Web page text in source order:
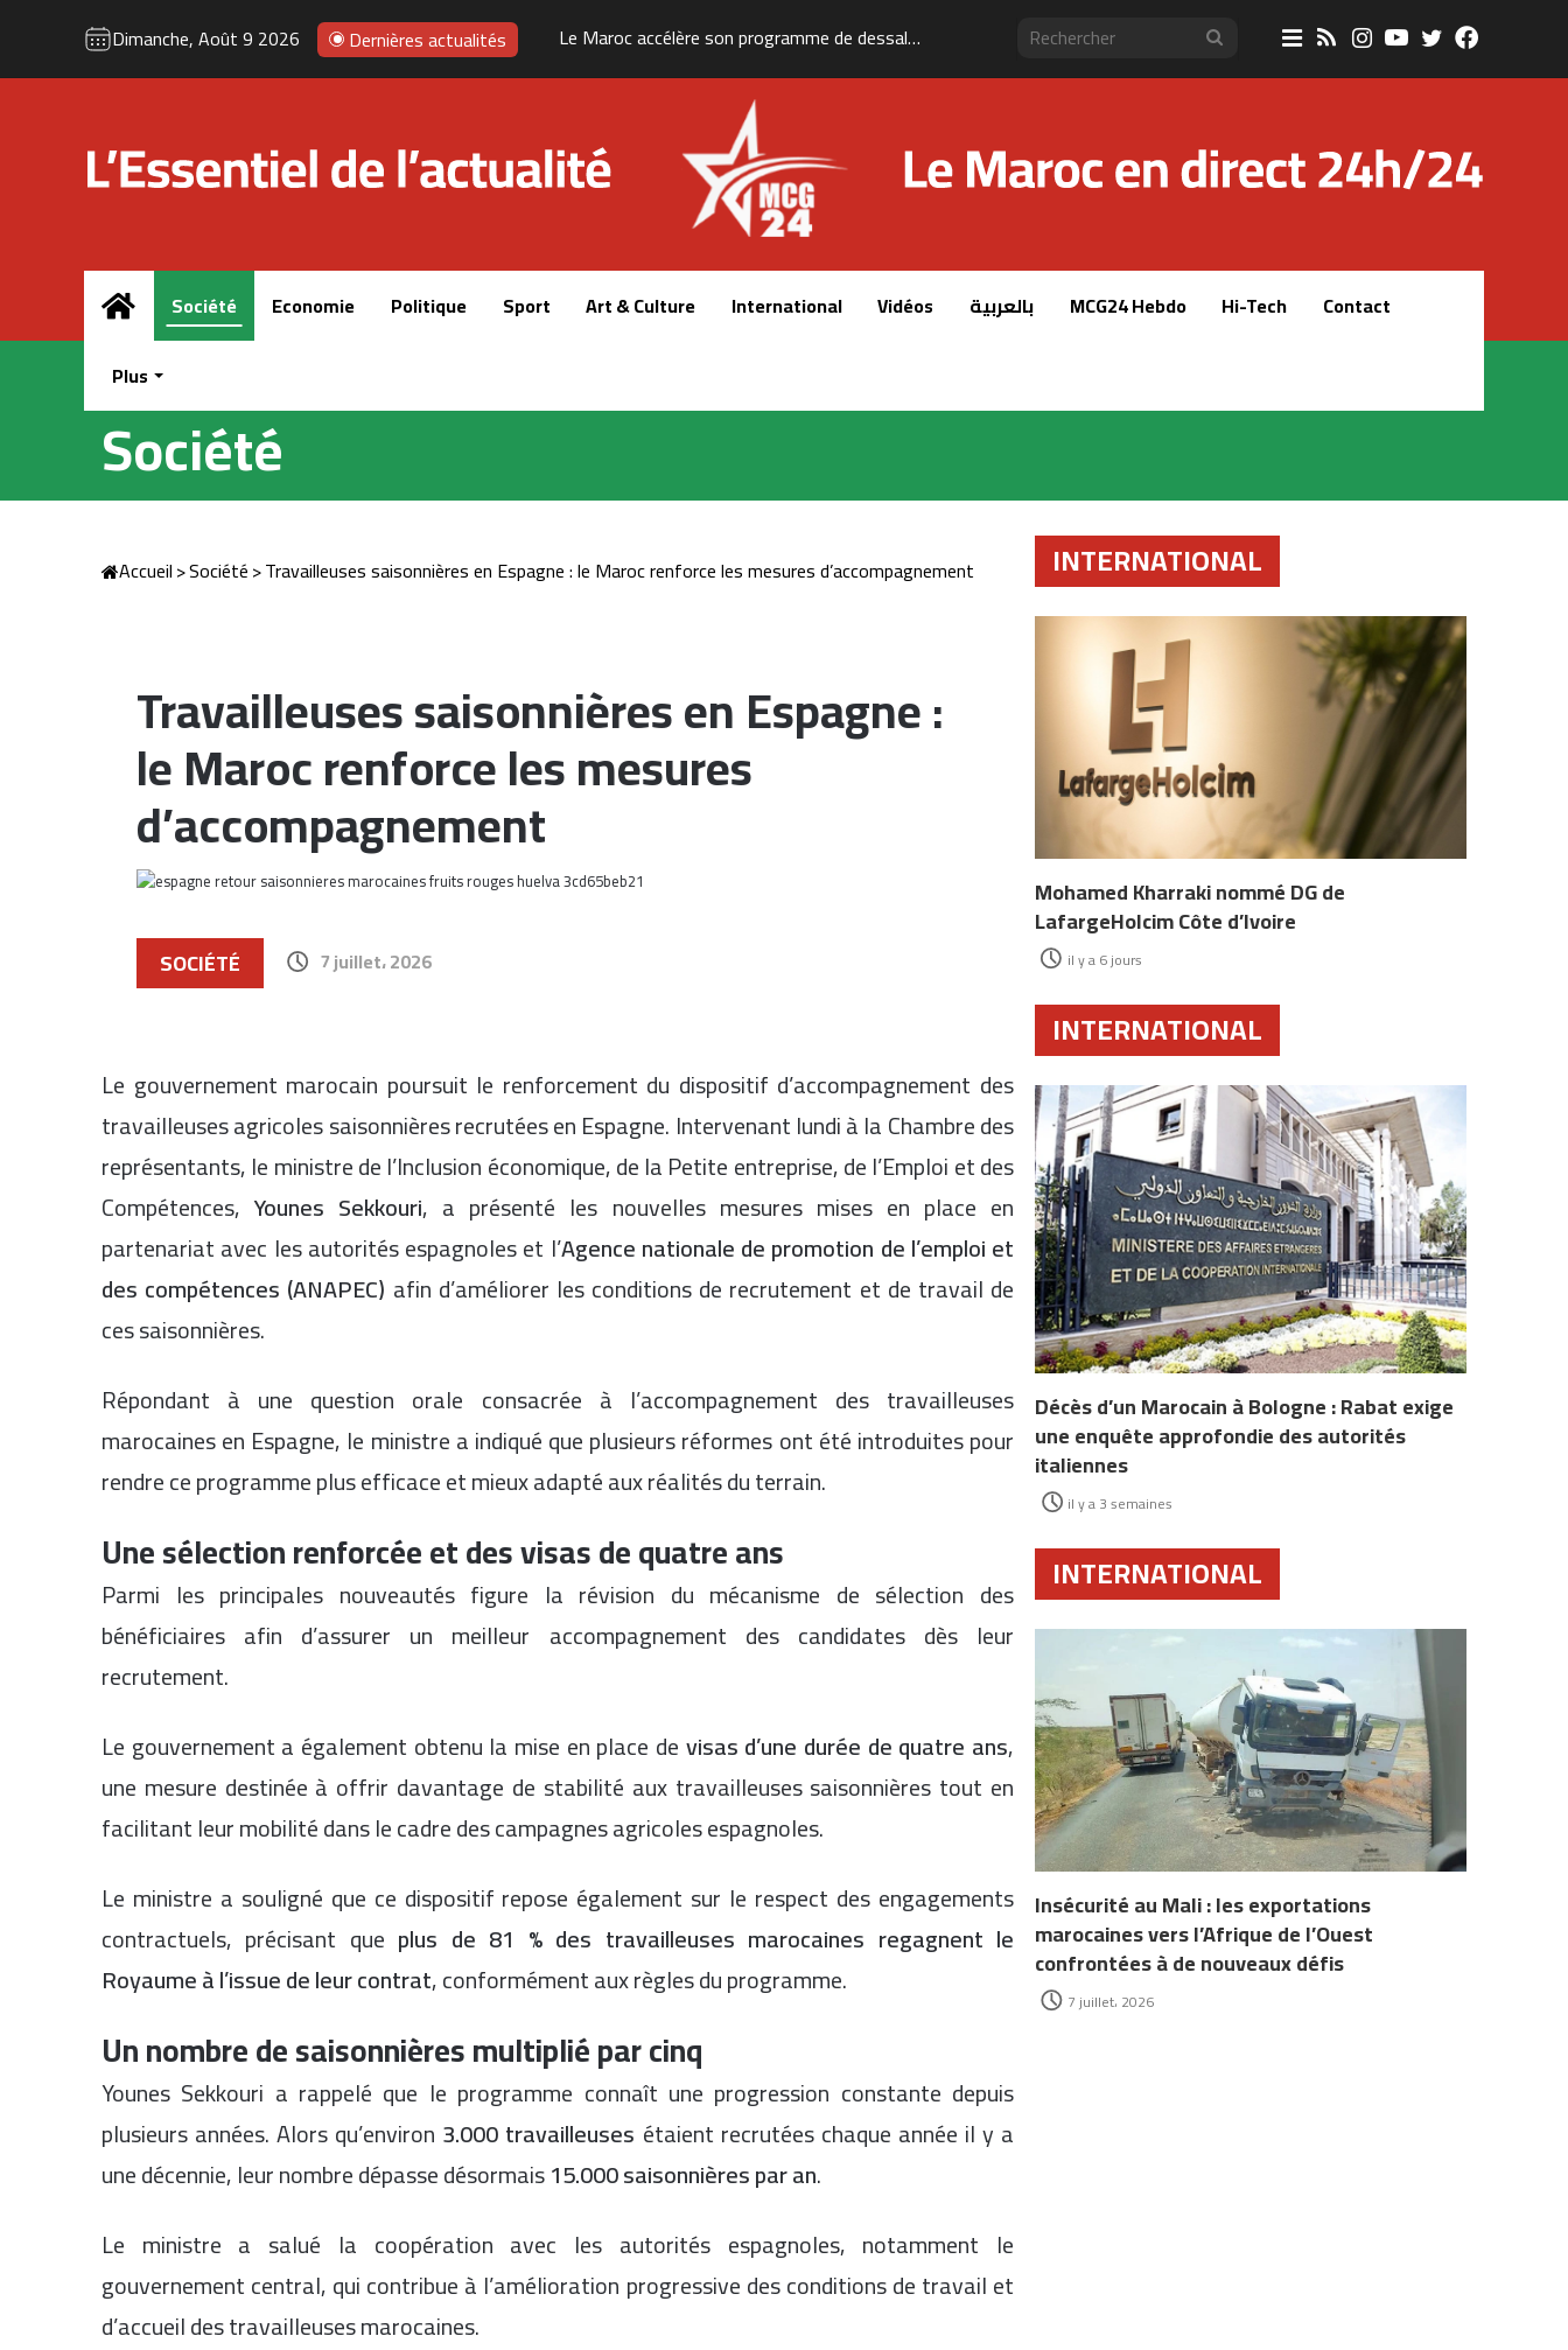
Dimanche, Août 9 2026 Dernières actualités Le Maroc et les États-Unis testent un missile à longue portée près de Tan-Tan RechercherSidebar
(barre
RSSInstagram
YouTube
Twitter
AccueilSociété Economie Politique Sport Art & Culture International Vidéos بالعربية MCG24 Hebdo Hi-Tech
Contact
Plus
Société
Accueil>Société>Travailleuses saisonnières en Espagne : le Maroc renforce les mesures d’accompagnement
Travailleuses saisonnières en Espagne :
le Maroc renforce les mesures
d’accompagnement
SOCIÉTÉ 7 juillet، 2026
Le gouvernement marocain poursuit le renforcement du dispositif d’accompagnement des
travailleuses agricoles saisonnières recrutées en Espagne. Intervenant lundi à la Chambre des
représentants, le ministre de l’Inclusion économique, de la Petite entreprise, de l’Emploi et des
Compétences,Younes Sekkouri, a présenté les nouvelles mesures mises en place en
partenariat avec les autorités espagnoles et l’Agence nationale de promotion de l’emploi et
des compétences (ANAPEC) afin d’améliorer les conditions de recrutement et de travail de
ces saisonnières.
Répondant à une question orale consacrée à l’accompagnement des travailleuses
marocaines en Espagne, le ministre a indiqué que plusieurs réformes ont été introduites pour
rendre ce programme plus efficace et mieux adapté aux réalités du terrain.
Une sélection renforcée et des visas de quatre ans
Parmi les principales nouveautés figure la révision du mécanisme de sélection des
bénéficiaires afin d’assurer un meilleur accompagnement des candidates dès leur
recrutement.
Le gouvernement a également obtenu la mise en place devisas d’une durée de quatre ans,
une mesure destinée à offrir davantage de stabilité aux travailleuses saisonnières tout en
facilitant leur mobilité dans le cadre des campagnes agricoles espagnoles.
Le ministre a souligné que ce dispositif repose également sur le respect des engagements
contractuels, précisant que plus de 81 % des travailleuses marocaines regagnent le
Royaume à l’issue de leur contrat, conformément aux règles du programme.
Un nombre de saisonnières multiplié par cinq
Younes Sekkouri a rappelé que le programme connaît une progression constante depuis
plusieurs années. Alors qu’environ 3.000 travailleuses étaient recrutées chaque année il y a
une décennie, leur nombre dépasse désormais15.000 saisonnières par an.
Le ministre a salué la coopération avec les autorités espagnoles, notamment le
gouvernement central, qui contribue à l’amélioration progressive des conditions de travail et
d’accueil des travailleuses marocaines.
INTERNATIONAL
Mohamed Kharraki nommé DG de
LafargeHolcim Côte d’Ivoire
il y a 6 jours
INTERNATIONAL
Décès d’un Marocain à Bologne : Rabat exige
une enquête approfondie des autorités
italiennes
il y a 3 semaines
INTERNATIONAL
Insécurité au Mali : les exportations
marocaines vers l’Afrique de l’Ouest
confrontées à de nouveaux défis
7 juillet، 2026